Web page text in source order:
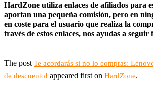
HardZone utiliza enlaces de afiliados para
aportan una pequeña comisión, pero en
en coste para el usuario que realiza la
través de estos enlaces, nos ayudas a
The post Te acordarás si no lo compras:
de descuento! appeared first on HardZone.